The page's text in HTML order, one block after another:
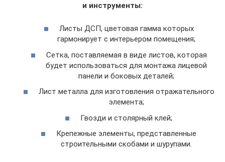
и инструменты:
Листы ДСП, цветовая гамма которых
гармонирует с интерьером помещения;
Сетка, поставляемая в виде листов, которая
будет использоваться для монтажа лицевой
панели и боковых деталей;
Лист металла для изготовления отражательного
элемента;
Гвозди и столярный клей;
Крепежные элементы, представленные
строительными скобами и шурупами.